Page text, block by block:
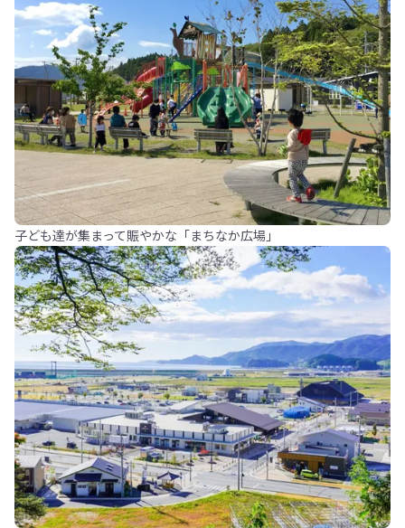
子ども達が集まって賑やかな「まちなか広場」